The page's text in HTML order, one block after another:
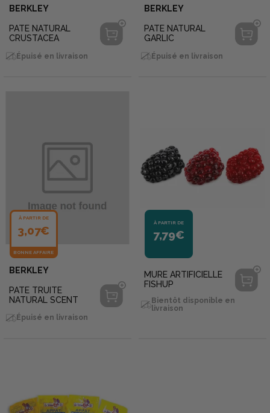
BERKLEY
PATE NATURAL
CRUSTACEA
Épuisé en livraison
BERKLEY
PATE NATURAL
GARLIC
Épuisé en livraison
À PARTIR DE
3,07€
BONNE AFFAIRE
BERKLEY
PATE TRUITE
NATURAL SCENT
Épuisé en livraison
À PARTIR DE
7,79€
MURE ARTIFICIELLE
FISHUP
Bientôt disponible en
livraison